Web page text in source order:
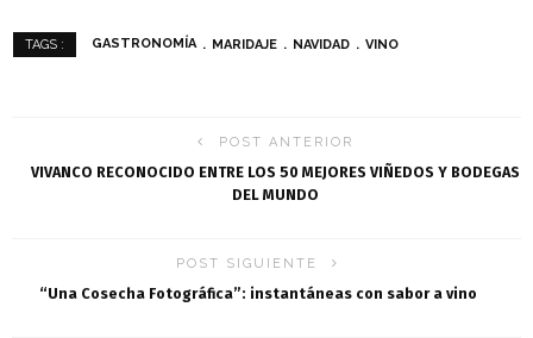
TAGS : GASTRONOMÍA MARIDAJE NAVIDAD VINO
POST ANTERIOR
VIVANCO RECONOCIDO ENTRE LOS 50 MEJORES VIÑEDOS Y BODEGAS
DEL MUNDO
POST SIGUIENTE
“Una Cosecha Fotográfica”: instantáneas con sabor a vino